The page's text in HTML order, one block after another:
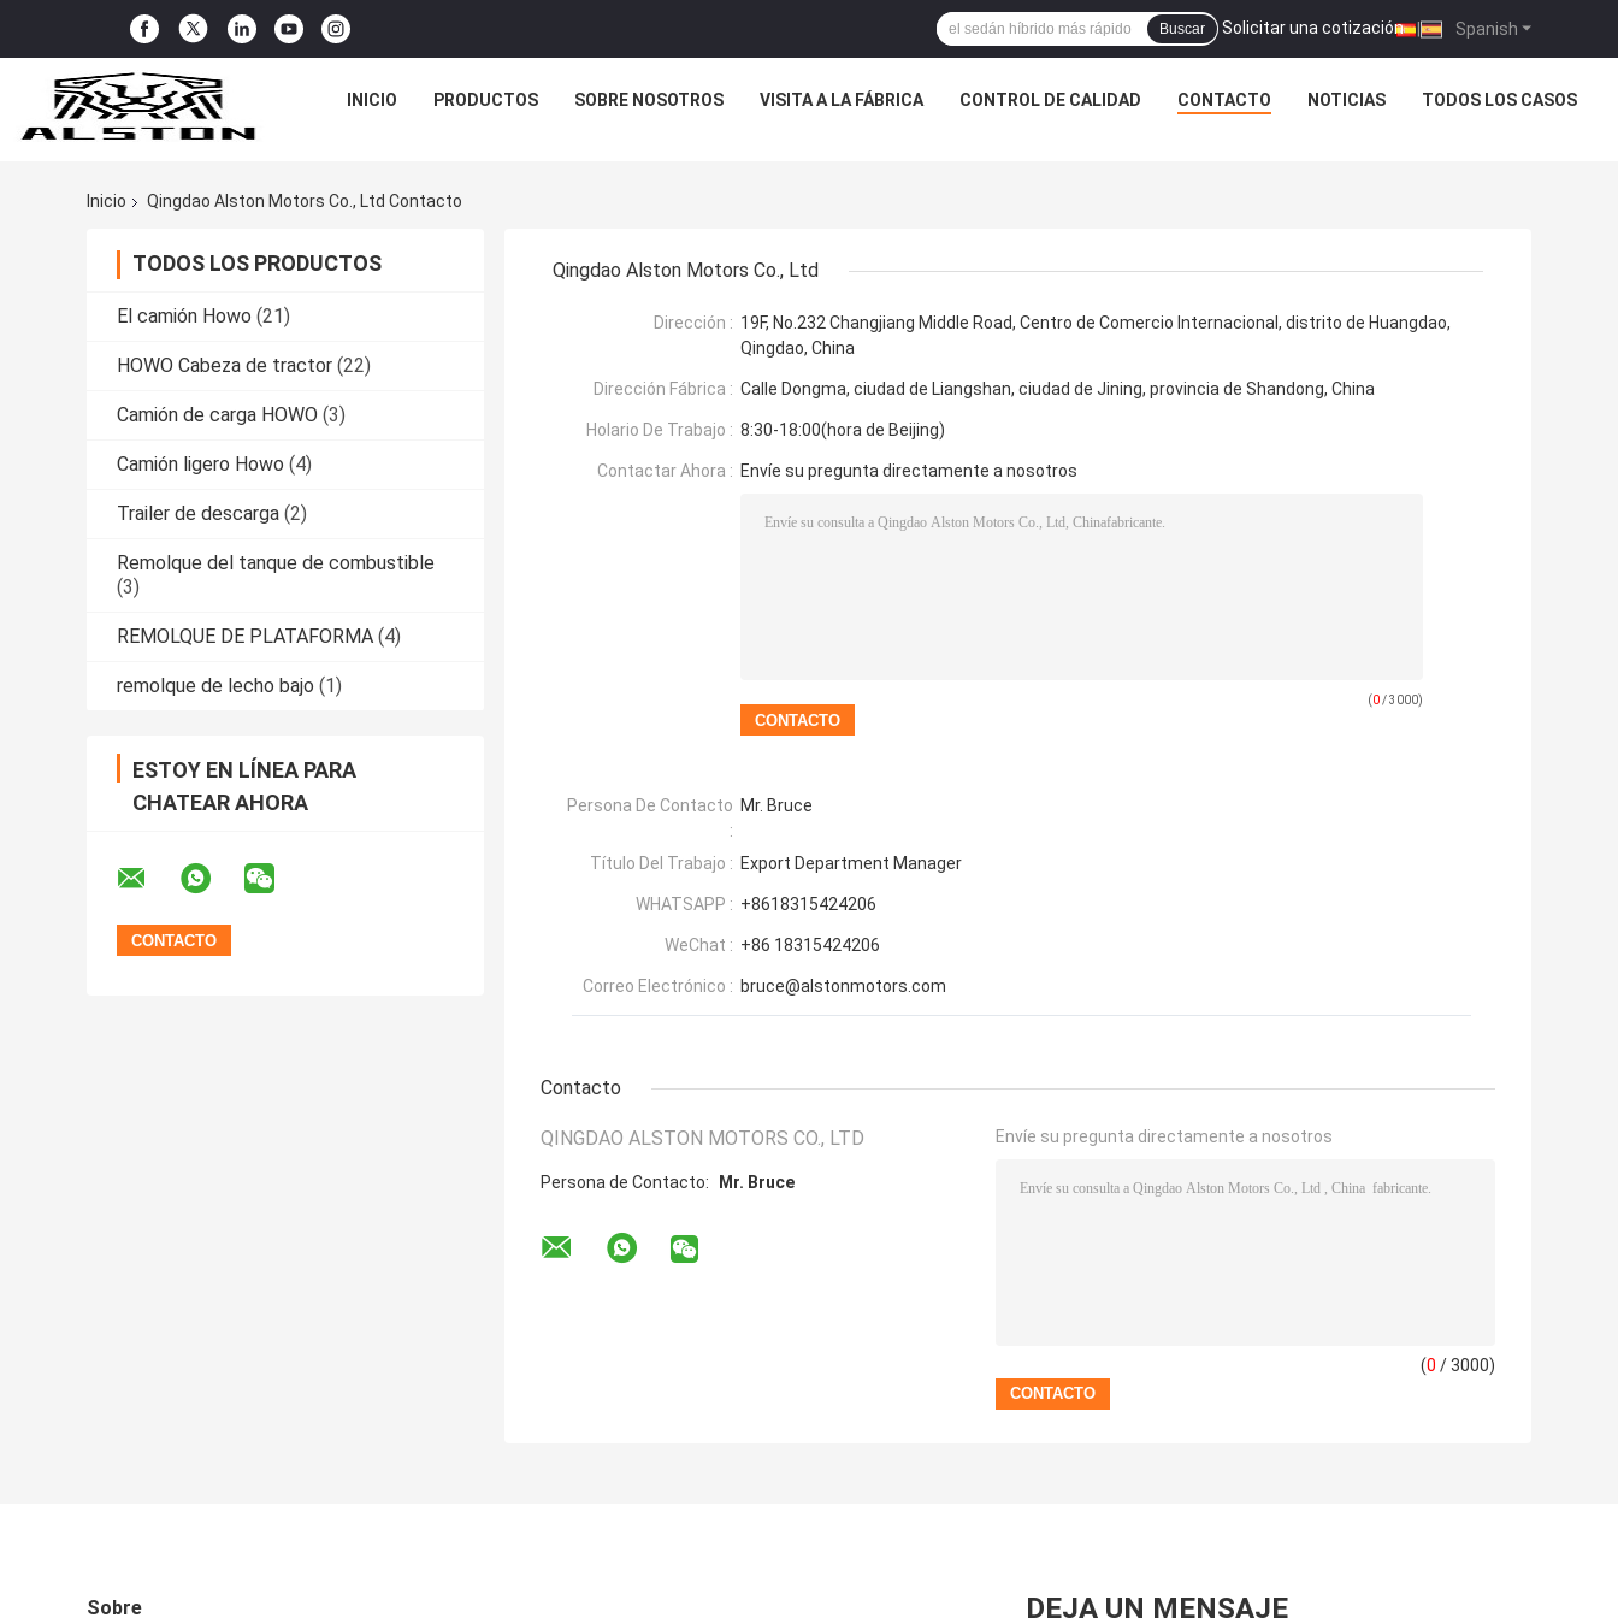
Spanish
Solicitar una cotización |
Buscar
INICIO PRODUCTOS SOBRE NOSOTROS VISITA A LA FÁBRICA CONTROL DE CALIDAD CONTACTO NOTICIAS TODOS LOS CASOS
Inicio Qingdao Alston Motors Co., Ltd Contacto
TODOS LOS PRODUCTOS
El camión Howo (21)
HOWO Cabeza de tractor (22)
Camión de carga HOWO (3)
Camión ligero Howo (4)
Trailer de descarga (2)
Remolque del tanque de combustible
(3)
REMOLQUE DE PLATAFORMA (4)
remolque de lecho bajo (1)
ESTOY EN LÍNEA PARA
CHATEAR AHORA
Qingdao Alston Motors Co., Ltd
Dirección : 19F, No.232 Changjiang Middle Road, Centro de Comercio Internacional, distrito de Huangdao,
Qingdao, China
Dirección Fábrica : Calle Dongma, ciudad de Liangshan, ciudad de Jining, provincia de Shandong, China
Holario De Trabajo : 8:30-18:00(hora de Beijing)
Contactar Ahora : Envíe su pregunta directamente a nosotros
(0/ 3000)
Persona De Contacto
:
Mr. Bruce
Título Del Trabajo : Export Department Manager
WHATSAPP : +8618315424206
WeChat : +86 18315424206
Correo Electrónico : bruce@alstonmotors.com
Contacto
QINGDAO ALSTON MOTORS CO., LTD
Persona de Contacto: Mr. Bruce
Envíe su pregunta directamente a nosotros
(0 / 3000)
Sobre DEJA UN MENSAJE